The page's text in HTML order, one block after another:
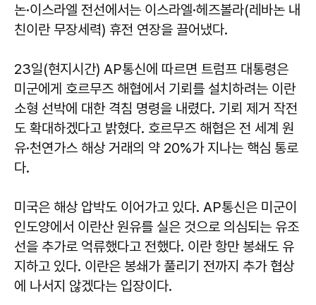
논·이스라엘 전선에서는 이스라엘·헤즈볼라(레바논 내
친이란 무장세력) 휴전 연장을 끌어냈다.
23일(현지시간) AP통신에 따르면 트럼프 대통령은
미군에게 호르무즈 해협에서 기뢰를 설치하려는 이란
소형 선박에 대한 격침 명령을 내렸다. 기뢰 제거 작전
도 확대하겠다고 밝혔다. 호르무즈 해협은 전 세계 원
유·천연가스 해상 거래의 약 20%가 지나는 핵심 통로
다.
미국은 해상 압박도 이어가고 있다. AP통신은 미군이
인도양에서 이란산 원유를 실은 것으로 의심되는 유조
선을 추가로 억류했다고 전했다. 이란 항만 봉쇄도 유
지하고 있다. 이란은 봉쇄가 풀리기 전까지 추가 협상
에 나서지 않겠다는 입장이다.